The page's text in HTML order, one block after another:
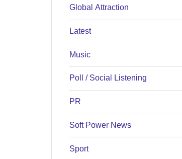
Global Attraction
Latest
Music
Poll / Social Listening
PR
Soft Power News
Sport